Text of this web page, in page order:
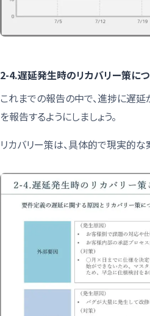
2-4.遅延発生時のリカバリー策に
これまでの報告の中で、進捗に遅
を報告するようにしましょう。
リカバリー策は、具体的で現実的な